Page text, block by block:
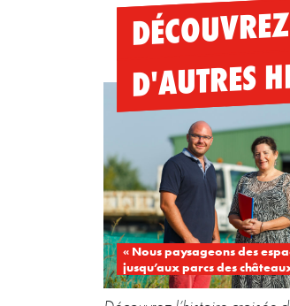
DÉCOUVREZ
D'AUTRES
« Nous paysageons des
jusqu’aux parcs des